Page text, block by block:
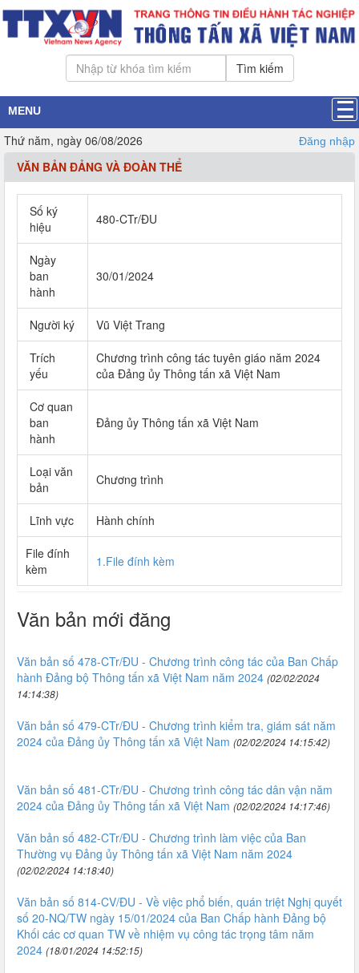
Tìm kiếm
MENU
Thứ năm, ngày 06/08/2026 Đăng nhập
VĂN BẢN ĐẢNG VÀ ĐOÀN THỂ
Số ký
hiệu
480-CTr/ĐU
Ngày
ban
hành
30/01/2024
Người ký Vũ Việt Trang
Trích
yếu
Chương trình công tác tuyên giáo năm 2024
của Đảng ủy Thông tấn xã Việt Nam
Cơ quan
ban
hành
Đảng ủy Thông tấn xã Việt Nam
Loại văn
bản
Chương trình
Lĩnh vực Hành chính
File đính
kèm
1.File đính kèm
Văn bản mới đăng
Văn bản số 478-CTr/ĐU - Chương trình công tác của Ban Chấp
hành Đảng bộ Thông tấn xã Việt Nam năm 2024 (02/02/2024
14:14:38)
Văn bản số 479-CTr/ĐU - Chương trình kiểm tra, giám sát năm
2024 của Đảng ủy Thông tấn xã Việt Nam (02/02/2024 14:15:42)
Văn bản số 481-CTr/ĐU - Chương trình công tác dân vận năm
2024 của Đảng ủy Thông tấn xã Việt Nam (02/02/2024 14:17:46)
Văn bản số 482-CTr/ĐU - Chương trình làm việc của Ban
Thường vụ Đảng ủy Thông tấn xã Việt Nam năm 2024
(02/02/2024 14:18:40)
Văn bản số 814-CV/ĐU - Về việc phổ biến, quán triệt Nghị quyết
số 20-NQ/TW ngày 15/01/2024 của Ban Chấp hành Đảng bộ
Khối các cơ quan TW về nhiệm vụ công tác trọng tâm năm
2024 (18/01/2024 14:52:15)